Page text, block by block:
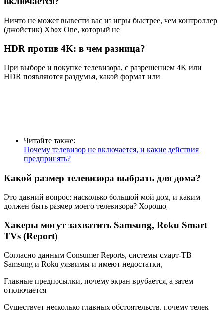
Ничто не может вывести вас из игры быстрее, чем контроллер
(джойстик) Xbox One, который не
HDR против 4K: в чем разница?
При выборе и покупке телевизора, с разрешением 4K или
HDR появляются раздумья, какой формат или
Читайте также:
Почему телевизор не включается, и какие действия
предпринять?
Какой размер телевизора выбрать для дома?
Это давний вопрос: насколько большой мой дом, и каким
должен быть размер моего телевизора? Хорошо,
Хакеры могут захватить Samsung, Roku Smart
TVs (Report)
Согласно данным Consumer Reports, системы смарт-ТВ
Samsung и Roku уязвимы и имеют недостатки,
Главные предпосылки, почему экран врубается, а затем
отключается
Существует несколько главных обстоятельств, почему телек